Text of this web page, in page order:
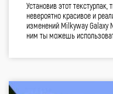
Установив этот
невероятно красивое и
изменений Milkyway Galaxy
ним ты можешь